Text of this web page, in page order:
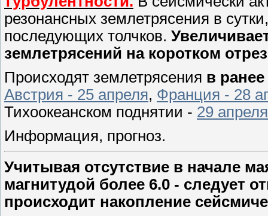
резонансных землетрясения в
последующих толчков.
землетрясений на коротком
Происходят землетрясения в
Австрия - 25 апреля, Франция - 28
Тихоокеанском поднятии - 29
Информация, прогноз.
Учитывая отсутствие в начале
магнитудой более 6.0 - следует
происходит накопление